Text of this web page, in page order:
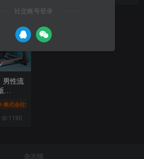
男性流
株式会社集英社
1190
杂志猫
社交账号登录